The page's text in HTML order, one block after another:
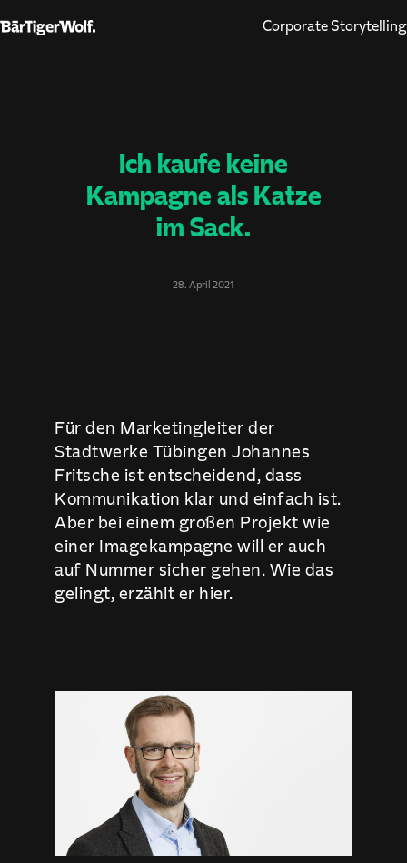
Corporate Storytelling
Ich kaufe keine
Kampagne als Katze
im Sack.
28. April 2021
Für den Marketingleiter der
Stadtwerke Tübingen Johannes
Fritsche ist entscheidend, dass
Kommunikation klar und einfach ist.
Aber bei einem großen Projekt wie
einer Imagekampagne will er auch
auf Nummer sicher gehen. Wie das
gelingt, erzählt er hier.